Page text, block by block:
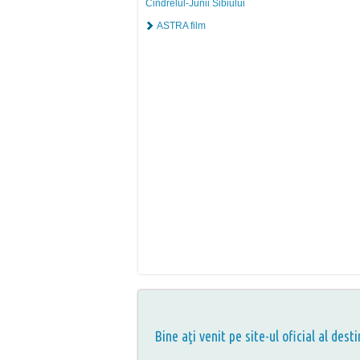
Cindrelul-Junii Sibiului
ASTRA film
Bine aţi venit pe site-ul oficial al